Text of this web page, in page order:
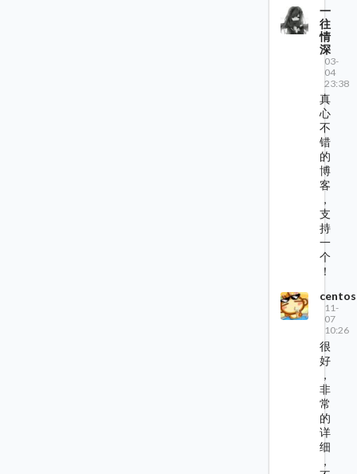
一
往
情
深
03-
04
23:38
真
心
不
错
的
博
客
，
支
持
一
个
！
centos
11-
07
10:26
很
好
，
非
常
的
详
细
，